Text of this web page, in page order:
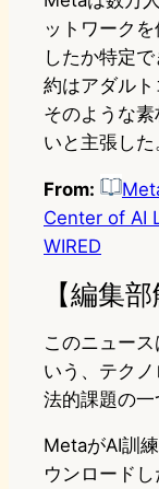
ットワーク
したか特定
約はアダルト
そのような
いと主張した
From:
Center of AI
WIRED
【編集部
このニュー
いう、テク
法的課題の一
MetaがAI訓
ウンロードし